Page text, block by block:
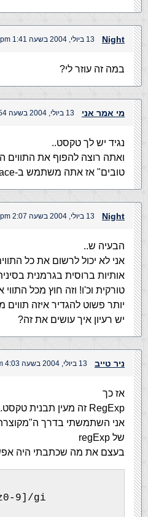
Night 13 ביולי, 2004 בשעה 1:41 pm
במה זה עוזר לי?
מי אמר אני 13 ביולי, 2004 בשעה 1:54 pm
נגיד יש לך טקסט..
ואתה רוצה להפוף את התווים
טובים" אז אתה משתמש ב-replace
Night 13 ביולי, 2004 בשעה 2:07 pm
הבעיה ש..
אני לא יכול לרשום את כל
אותיות ברוסית בגרמנית
טורקית וכ'ו! וזה חוץ מכל
יותר פשוט להגדיר איזה
יש רעיון איך עושים את זה?
ניר טייב 13 ביולי, 2004 בשעה 4:03 pm
אז כך
RegExp זה מעין תבנית טקסט.
של regExp
בעצם את מה שכתבתי היה
9]/gi